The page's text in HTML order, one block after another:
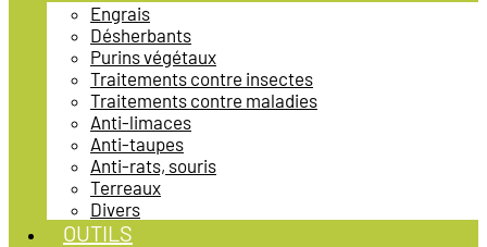
Engrais
Désherbants
Purins végétaux
Traitements contre insectes
Traitements contre maladies
Anti-limaces
Anti-taupes
Anti-rats, souris
Terreaux
Divers
OUTILS